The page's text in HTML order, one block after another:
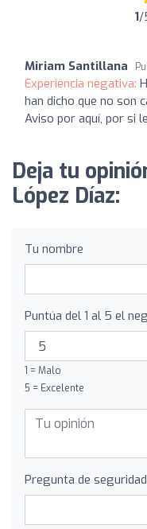
1/
Miriam Santillana
Experiencia negativa:
han dicho que no son
Aviso por aquí, por si
Deja tu
López Díaz:
Tu nombre
Puntúa del 1 al 5 el
1 = Malo
5 = Excelente
Pregunta de